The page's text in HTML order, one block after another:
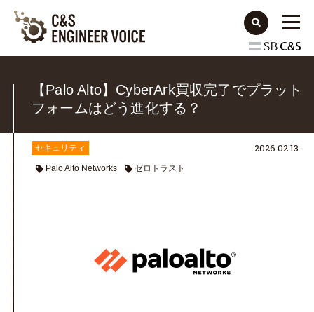
【Palo Alto】CyberArk買収完了でプラット
フォームはどう進化する？
セキュリティ
Palo Alto Networks ゼロトラスト
2026.02.13